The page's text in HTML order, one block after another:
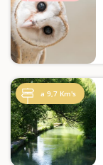
a 9,7 Km's